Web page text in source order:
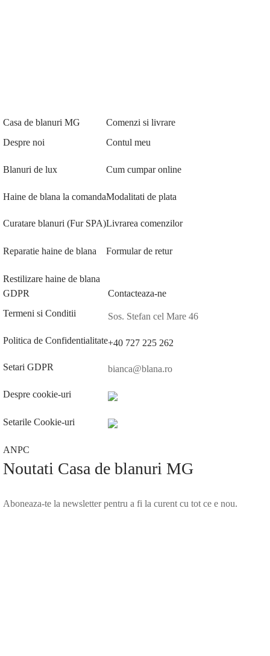
Casa de blanuri MG
Despre noi
Blanuri de lux
Haine de blana la comanda
Curatare blanuri (Fur SPA)
Reparatie haine de blana
Restilizare haine de blana
Comenzi si livrare
Contul meu
Cum cumpar online
Modalitati de plata
Livrarea comenzilor
Formular de retur
GDPR
Termeni si Conditii
Politica de Confidentialitate
Setari GDPR
Despre cookie-uri
Setarile Cookie-uri
ANPC
Contacteaza-ne
Sos. Stefan cel Mare 46
+40 727 225 262
bianca@blana.ro
Noutati Casa de blanuri MG
Aboneaza-te la newsletter pentru a fi la curent cu tot ce e nou.